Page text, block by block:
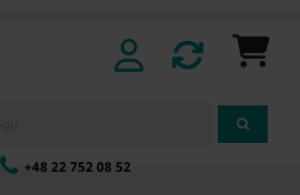
+48 22 752 08 52